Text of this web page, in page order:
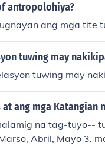
antropolohiya?
ang mga tite
tuwing may
tuwing may
ang mga Katangian
na tag-tuyo--
Abril, Mayo 3.
tuwing